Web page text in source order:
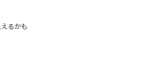
るかも